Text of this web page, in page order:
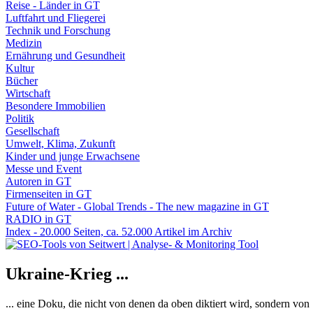
Reise - Länder in GT
Luftfahrt und Fliegerei
Technik und Forschung
Medizin
Ernährung und Gesundheit
Kultur
Bücher
Wirtschaft
Besondere Immobilien
Politik
Gesellschaft
Umwelt, Klima, Zukunft
Kinder und junge Erwachsene
Messe und Event
Autoren in GT
Firmenseiten in GT
Future of Water - Global Trends - The new magazine in GT
RADIO in GT
Index - 20.000 Seiten, ca. 52.000 Artikel im Archiv
Ukraine-Krieg ...
... eine Doku, die nicht von denen da oben diktiert wird, sondern von